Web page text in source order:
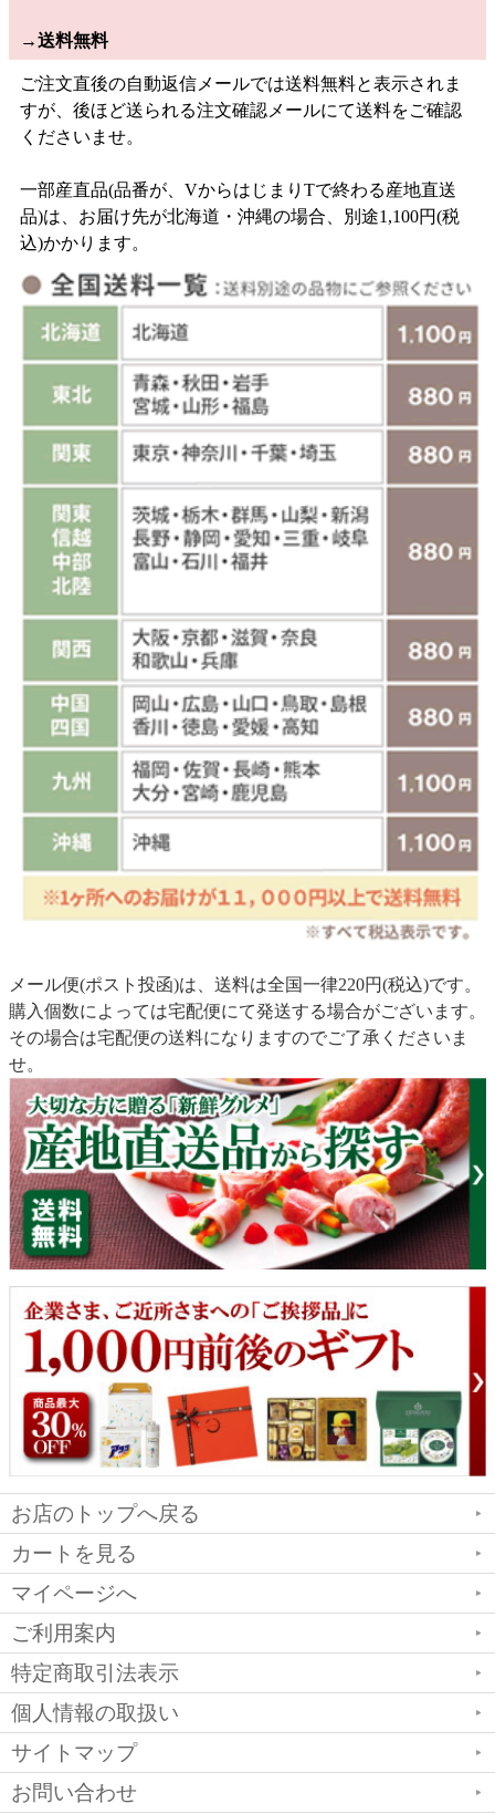
→送料無料
ご注文直後の自動返信メールでは送料無料と表示されま
すが、後ほど送られる注文確認メールにて送料をご確認
くださいませ。
一部産直品(品番が、VからはじまりTで終わる産地直送
品)は、お届け先が北海道・沖縄の場合、別途1,100円(税
込)かかります。
メール便(ポスト投函)は、送料は全国一律220円(税込)です。
購入個数によっては宅配便にて発送する場合がございます。
その場合は宅配便の送料になりますのでご了承くださいま
せ。
お店のトップへ戻る
カートを見る
マイページへ
ご利用案内
特定商取引法表示
個人情報の取扱い
サイトマップ
お問い合わせ